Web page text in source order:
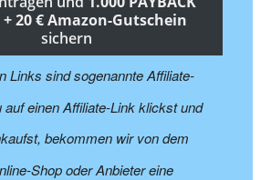
20 € Amazon-Gutschein
sichern
Links sind sogenannte Affiliate-
auf einen Affiliate-Link klickst und
bekommen wir von dem
Shop oder Anbieter eine